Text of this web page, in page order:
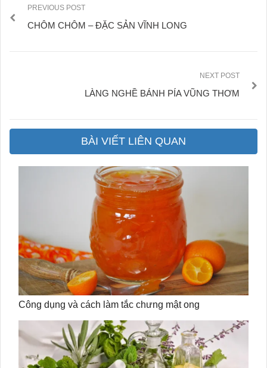
PREVIOUS POST
CHÔM CHÔM – ĐẶC SẢN VĨNH LONG
NEXT POST
LÀNG NGHỀ BÁNH PÍA VŨNG THƠM
BÀI VIẾT LIÊN QUAN
Công dụng và cách làm tắc chưng mật ong